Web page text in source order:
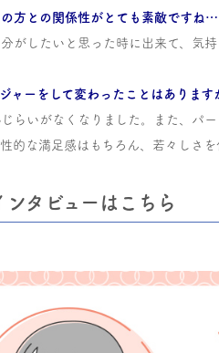
方との関係性がとても素敵ですね
がしたいと思った時に出来て、気持
ーをして変わったことはあります
らいがなくなりました。また、パ
的な満足感はもちろん、若々しさ
ンタビューはこちら